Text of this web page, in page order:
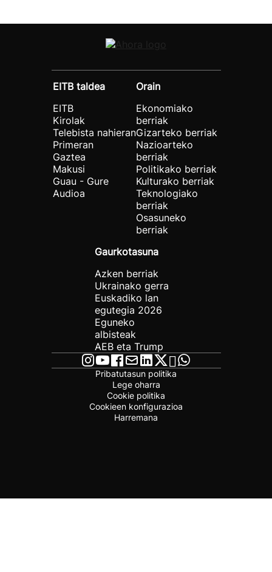
EITB taldea
EITB
Kirolak
Telebista nahieran
Primeran
Gaztea
Makusi
Guau - Gure
Audioa
Orain
Ekonomiako
berriak
Gizarteko berriak
Nazioarteko
berriak
Politikako berriak
Kulturako berriak
Teknologiako
berriak
Osasuneko
berriak
Gaurkotasuna
Azken berriak
Ukrainako gerra
Euskadiko lan
egutegia 2026
Eguneko
albisteak
AEB eta Trump
Pribatutasun politika
Lege oharra
Cookie politika
Cookieen konfigurazioa
Harremana